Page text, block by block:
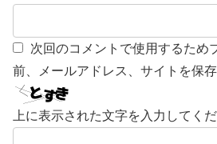
次回のコメントで使用するため
前、メールアドレス、サイトを保存
上に表示された文字を入力してくだ